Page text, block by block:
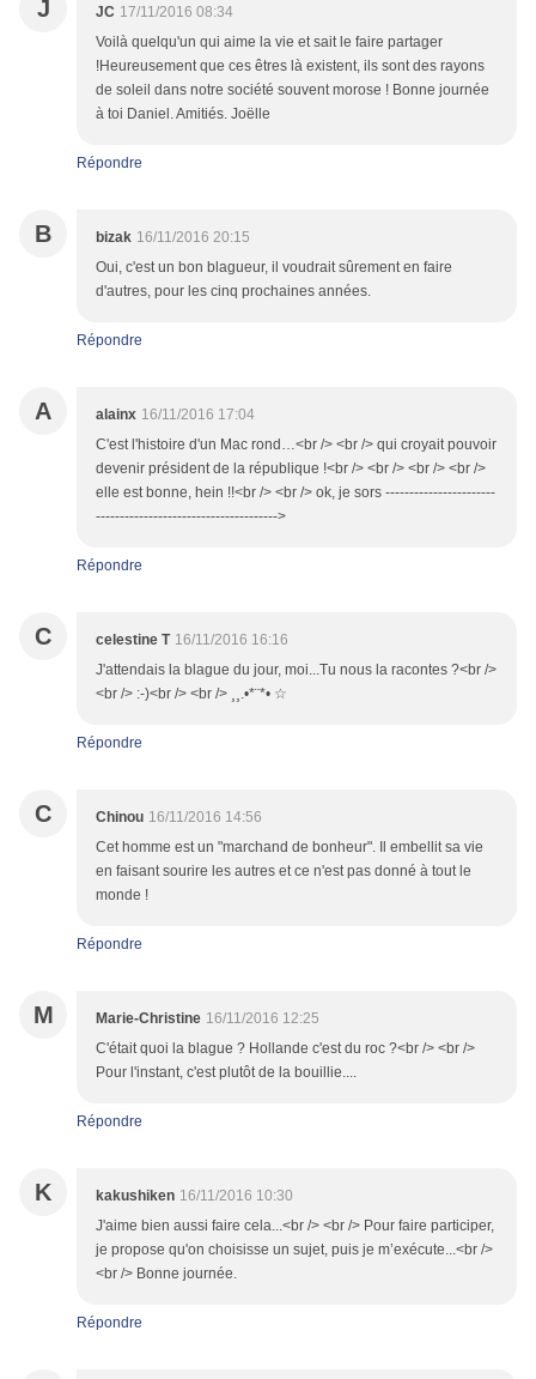
J JC 17/11/2016 08:34
Voilà quelqu'un qui aime la vie et sait le faire partager
!Heureusement que ces êtres là existent, ils sont des rayons
de soleil dans notre société souvent morose ! Bonne journée
à toi Daniel. Amitiés. Joëlle
Répondre
B bizak 16/11/2016 20:15
Oui, c'est un bon blagueur, il voudrait sûrement en faire
d'autres, pour les cinq prochaines années.
Répondre
A alainx 16/11/2016 17:04
C'est l'histoire d'un Mac rond…<br /> <br /> qui croyait pouvoir
devenir président de la république !<br /> <br /> <br /> <br />
elle est bonne, hein !!<br /> <br /> ok, je sors -----------------------
-------------------------------------->
Répondre
C celestine T 16/11/2016 16:16
J'attendais la blague du jour, moi...Tu nous la racontes ?<br />
<br /> :-)<br /> <br /> ¸¸.•*¨*• ☆
Répondre
C Chinou 16/11/2016 14:56
Cet homme est un "marchand de bonheur". Il embellit sa vie
en faisant sourire les autres et ce n'est pas donné à tout le
monde !
Répondre
M Marie-Christine 16/11/2016 12:25
C'était quoi la blague ? Hollande c'est du roc ?<br /> <br />
Pour l'instant, c'est plutôt de la bouillie....
Répondre
K kakushiken 16/11/2016 10:30
J'aime bien aussi faire cela...<br /> <br /> Pour faire participer,
je propose qu'on choisisse un sujet, puis je m’exécute...<br />
<br /> Bonne journée.
Répondre